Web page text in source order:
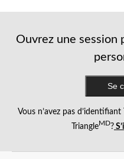
Ouvrez une session
Se
Vous n’avez pas
TriangleMD?